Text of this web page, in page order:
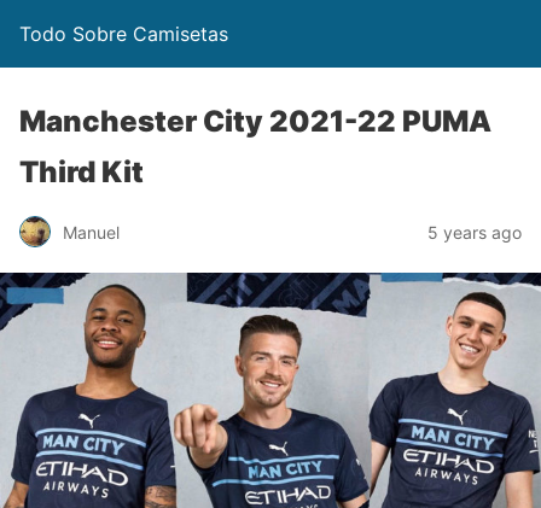
Todo Sobre Camisetas
Manchester City 2021-22 PUMA
Third Kit
Manuel 5 years ago